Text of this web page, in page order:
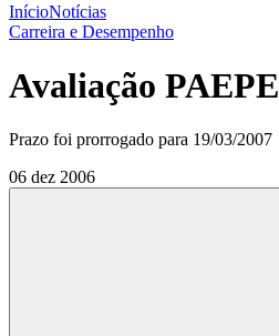
InícioNotícias
Carreira e Desempenho
Avaliação PAEPE
Prazo foi prorrogado para 19/03/2007
06 dez 2006